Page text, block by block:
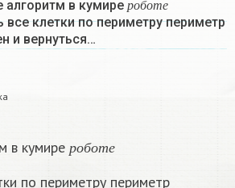
алгоритм в кумире р о б о т е
все клетки по периметру периметр
и вернуться…
в кумире р о б о т е
б
по периметру периметр